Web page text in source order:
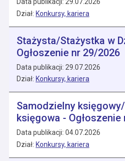
Dział: Konkursy, kariera
Stażysta/Stażystka w
Ogłoszenie nr 29/2026
Data publikacji: 29.07.2026
Dział: Konkursy, kariera
Samodzielny
księgowa - Ogłoszenie
Data publikacji: 04.07.2026
Dział: Konkursy, kariera